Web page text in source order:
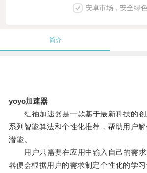
安卓市场，安全绿色
简介
yoyo加速器
红袖加速器是一款基于最新科技的创
系列智能算法和个性化推荐，帮助用户
潜能。
用户只需要在应用中输入自己的需求
器便会根据用户的需求制定个性化的学习